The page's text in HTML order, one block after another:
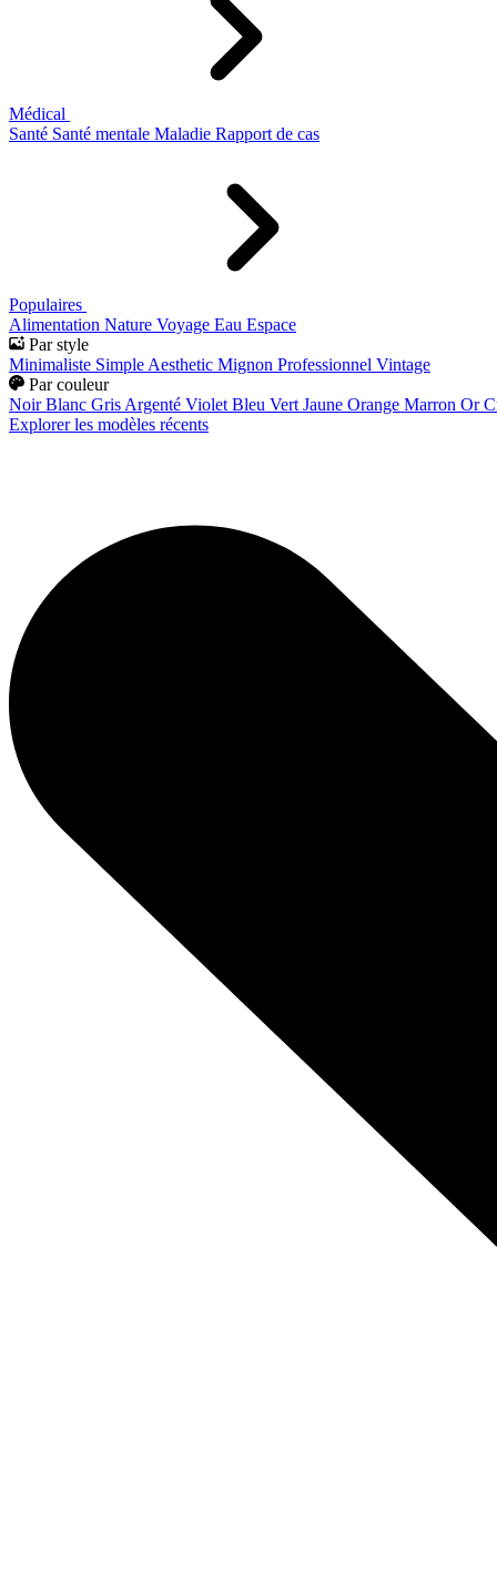
Médical
Santé Santé mentale Maladie Rapport de cas
Populaires
Alimentation Nature Voyage Eau Espace
Par style
Minimaliste Simple Aesthetic Mignon Professionnel Vintage
Par couleur
Noir Blanc Gris Argenté Violet Bleu Vert Jaune Orange Marron Or
Explorer les modèles récents